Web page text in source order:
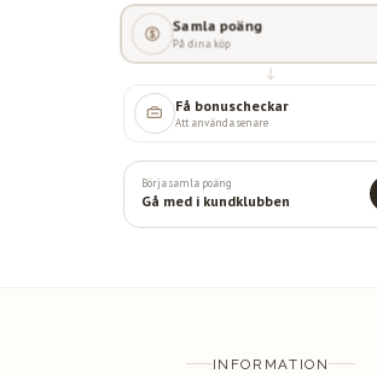
Samla poäng
På dina köp
Få bonuscheckar
Att använda senare
Börja samla poäng
Gå med i kundklubben
INFORMATION